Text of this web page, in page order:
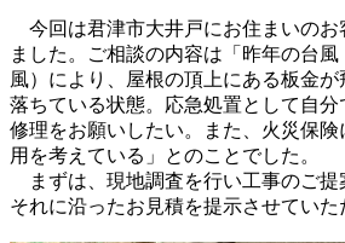
今回は君津市大井戸にお住まいのお
ました。ご相談の内容は「昨年の台
風）により、屋根の頂上にある板金
落ちている状態。応急処置として自
修理をお願いしたい。また、火災保
用を考えている」とのことでした。
まずは、現地調査を行い工事のご提
それに沿ったお見積を提示させていた